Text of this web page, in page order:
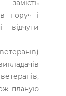
замість
поруч і
відчути
планую